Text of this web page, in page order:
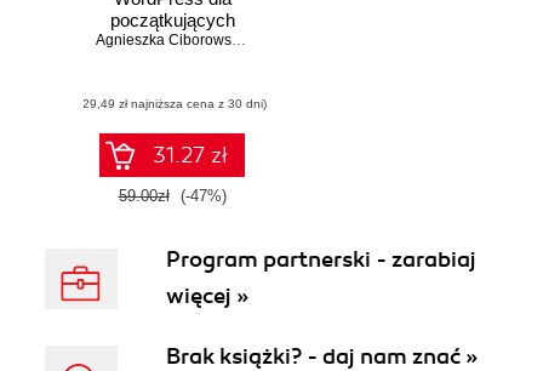
początkujących
Agnieszka Ciborowska
(29,49 zł najniższa cena z 30 dni)
31.27 zł
59.00zł (-47%)
Program partnerski - zarabiaj
więcej »
Brak książki? - daj nam znać »